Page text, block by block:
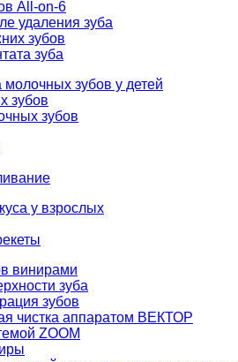
All-on-6
удаления зуба
зубов
зуба
молочных зубов у детей
зубов
зубов
у взрослых
винирами
зуба
зубов
чистка аппаратом ВЕКТОР
ZOOM